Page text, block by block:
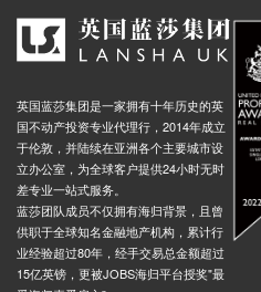
英国蓝莎集团是一家拥有十年历史的英
国不动产投资专业代理行，2014年成立
于伦敦，并陆续在亚洲各个主要城市设
立办公室，为全球客户提供24小时无时
差专业一站式服务。
蓝莎团队成员不仅拥有海归背景，且曾
供职于全球知名金融地产机构，累计行
业经验超过80年，经手交易总金额超过
15亿英镑，更被JOBS海归平台授奖"最